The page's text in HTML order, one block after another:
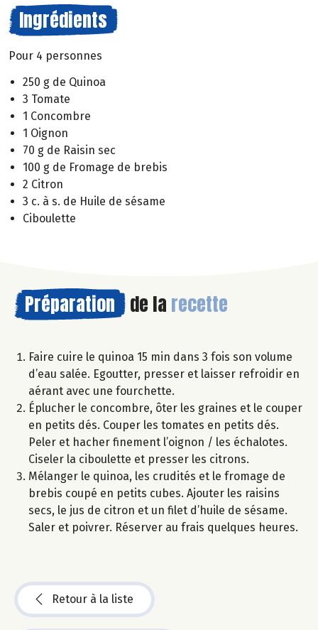
Ingrédients
Pour 4 personnes
250 g de Quinoa
3 Tomate
1 Concombre
1 Oignon
70 g de Raisin sec
100 g de Fromage de brebis
2 Citron
3 c. à s. de Huile de sésame
Ciboulette
Préparation de la recette
Faire cuire le quinoa 15 min dans 3 fois son volume
d’eau salée. Egoutter, presser et laisser refroidir en
aérant avec une fourchette.
Éplucher le concombre, ôter les graines et le couper
en petits dés. Couper les tomates en petits dés.
Peler et hacher finement l’oignon / les échalotes.
Ciseler la ciboulette et presser les citrons.
Mélanger le quinoa, les crudités et le fromage de
brebis coupé en petits cubes. Ajouter les raisins
secs, le jus de citron et un filet d’huile de sésame.
Saler et poivrer. Réserver au frais quelques heures.
Retour à la liste